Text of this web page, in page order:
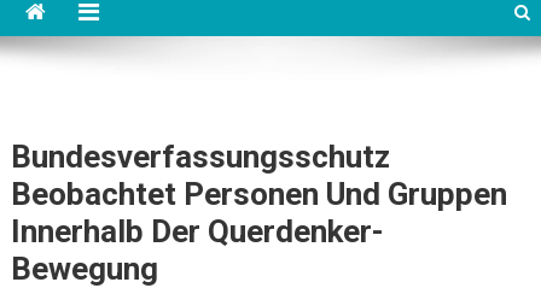
Bundesverfassungsschutz
Beobachtet Personen Und Gruppen
Innerhalb Der Querdenker-
Bewegung